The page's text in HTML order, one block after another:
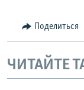
Поделиться
ЧИТАЙТЕ